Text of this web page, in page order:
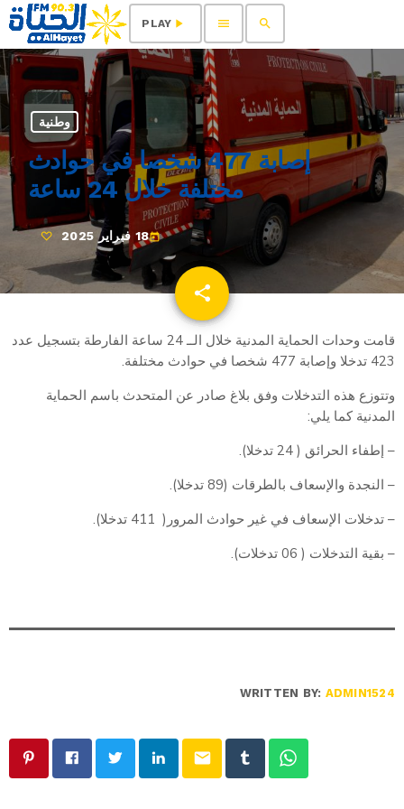
search
menu
play_arrow
PLAY
وطنية
إصابة 477 شخصا في حوادث
مختلفة خلال 24 ساعة
today18 فبراير 2025
share
email
قامت وحدات الحماية المدنية خلال الــ 24 ساعة الفارطة بتسجيل عدد
423 تدخلا وإصابة 477 شخصا في حوادث مختلفة.
وتتوزع هذه التدخلات وفق بلاغ صادر عن المتحدث باسم الحماية
المدنية كما يلي:
– إطفاء الحرائق ( 24 تدخلا).
– النجدة والإسعاف بالطرقات (89 تدخلا).
– تدخلات الإسعاف في غير حوادث المرور( 411 تدخلا).
– بقية التدخلات ( 06 تدخلات).
WRITTEN BY: ADMIN1524
email